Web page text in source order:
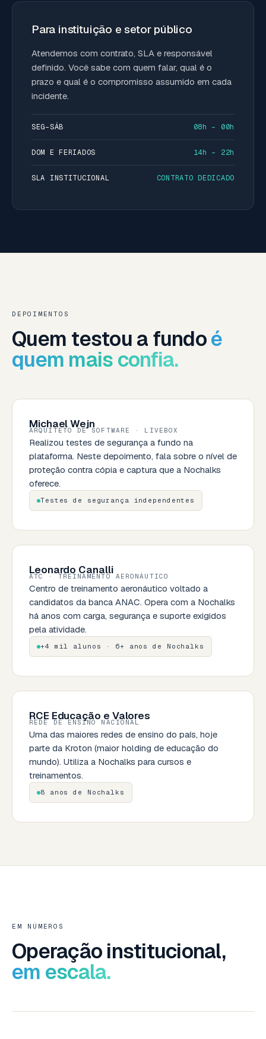
Para instituição e setor público
Atendemos com contrato, SLA e responsável
definido. Você sabe com quem falar, qual é o
prazo e qual é o compromisso assumido em cada
incidente.
SEG–SÁB 08h – 00h
DOM E FERIADOS 14h – 22h
SLA INSTITUCIONAL CONTRATO DEDICADO
DEPOIMENTOS
Quem testou a fundoé
quem mais confia.
Michael Wejn
ARQUITETO DE SOFTWARE · LIVEBOX
Realizou testes de segurança a fundo na
plataforma. Neste depoimento, fala sobre o nível de
proteção contra cópia e captura que a Nochalks
oferece.
Testes de segurança independentes
Leonardo Canalli
ATC · TREINAMENTO AERONÁUTICO
Centro de treinamento aeronáutico voltado a
candidatos da banca ANAC. Opera com a Nochalks
há anos com carga, segurança e suporte exigidos
pela atividade.
+4 mil alunos · 6+ anos de Nochalks
RCE Educação e Valores
REDE DE ENSINO NACIONAL
Uma das maiores redes de ensino do país, hoje
parte da Kroton (maior holding de educação do
mundo). Utiliza a Nochalks para cursos e
treinamentos.
8 anos de Nochalks
EM NÚMEROS
Operação institucional,
em escala.